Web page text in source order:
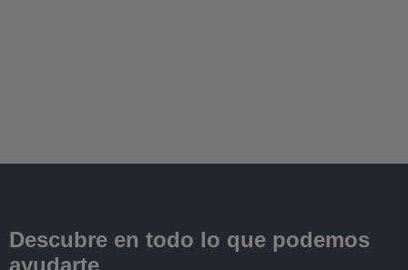
Descubre en todo lo que podemos